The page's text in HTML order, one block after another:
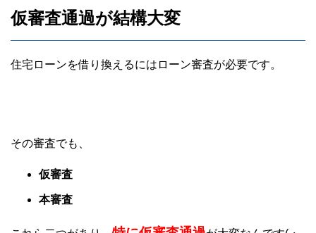
仮審査通過が結構大変
住宅ローンを借り換えるにはローン審査が必要です。
その審査でも、
仮審査
本審査